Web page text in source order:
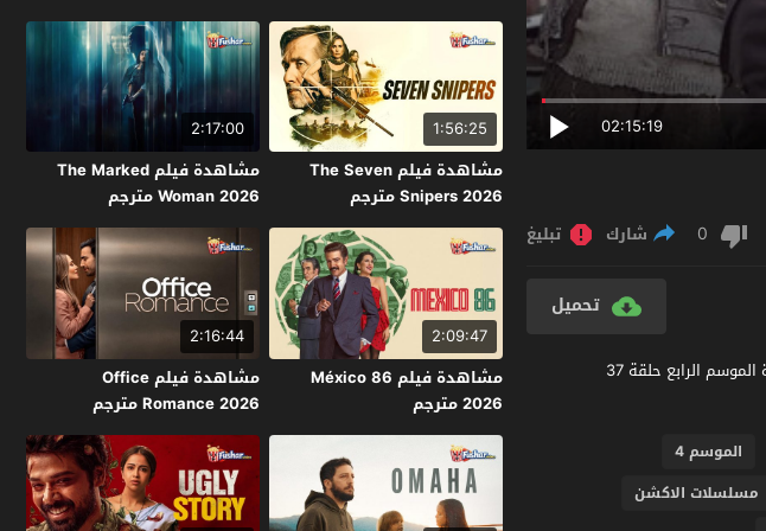
02:15:19
0 شارك تبليغ
تحميل
مشاهدة مسلسل الحفرة الموسم 4 الحلقة 37 مترجم عربي اون لاين مشاهدة وتحميل مباشر مسلسل Çukur الحفرة الموسم الرابع حلقة 37
الموسم 4
مسلسلات الاكشن
1:56:25
مشاهدة فيلم The Seven
Snipers 2026 مترجم
2:17:00
مشاهدة فيلم The Marked
Woman 2026 مترجم
2:09:47
مشاهدة فيلم México 86
2026 مترجم
2:16:44
مشاهدة فيلم Office
Romance 2026 مترجم